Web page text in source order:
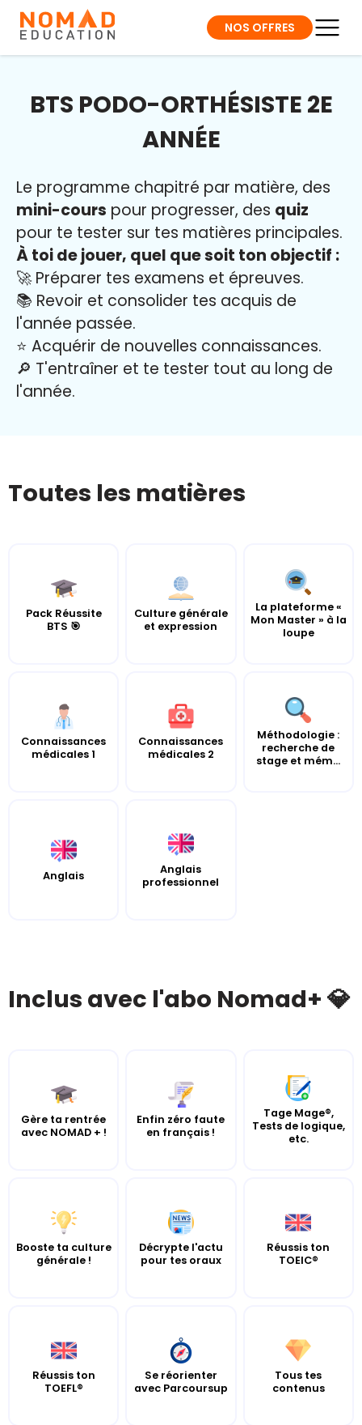
NOS OFFRES
BTS PODO-ORTHÉSISTE 2E
ANNÉE
Le programme chapitré par matière, des
mini-cours pour progresser, des quiz
pour te tester sur tes matières principales.
À toi de jouer, quel que soit ton objectif :
🚀 Préparer tes examens et épreuves.
📚 Revoir et consolider tes acquis de
l'année passée.
⭐️ Acquérir de nouvelles connaissances.
🔎 T'entraîner et te tester tout au long de
l'année.
Toutes les matières
Pack Réussite
BTS 🎯
Culture générale
et expression
La plateforme «
Mon Master » à la
loupe
Connaissances
médicales 1
Connaissances
médicales 2
Méthodologie :
recherche de
stage et mém...
Anglais
Anglais
professionnel
Inclus avec l'abo Nomad+ 💎
Gère ta rentrée
avec NOMAD + !
Enfin zéro faute
en français !
Tage Mage®,
Tests de logique,
etc.
Booste ta culture
générale !
Décrypte l'actu
pour tes oraux
Réussis ton
TOEIC®
Réussis ton
TOEFL®
Se réorienter
avec Parcoursup
Tous tes
contenus